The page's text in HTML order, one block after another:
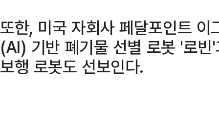
또한, 미국 자회사 페달포인트
(AI) 기반 폐기물 선별 로봇 '로
보행 로봇도 선보인다.